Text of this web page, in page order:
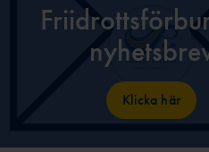
Klicka här